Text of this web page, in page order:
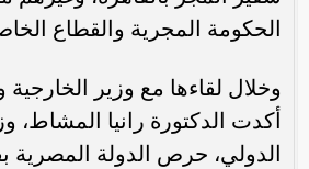
الحكومة المجرية والقطاع
وخلال لقاءها مع وزير الخارجية
أكدت الدكتورة رانيا المشاط،
الدولي، حرص الدولة المصرية